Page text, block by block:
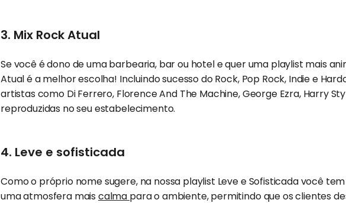
3. Mix Rock Atual
Se você é dono de uma barbearia, bar ou hotel e quer uma playlist mais
Atual é a melhor escolha! Incluindo sucesso do Rock, Pop Rock, Indie e
artistas como Di Ferrero, Florence And The Machine, George Ezra, Harry
reproduzidas no seu estabelecimento.
4. Leve e sofisticada
Como o próprio nome sugere, na nossa playlist Leve e Sofisticada você
uma atmosfera mais calma para o ambiente, permitindo que os clientes